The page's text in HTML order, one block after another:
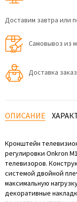
Доставим завтра или
Самовывоз из
Доставка
ОПИСАНИЕ
Кронштейн
регулировки Onkron
телевизоров.
системой двойной
максимальную
декоративные